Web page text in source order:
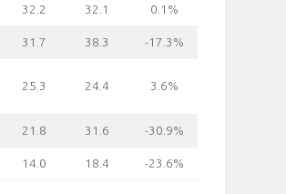
32.2 32.1 0.1%
31.7 38.3 -17.3%
25.3 24.4 3.6%
21.8 31.6 -30.9%
14.0 18.4 -23.6%